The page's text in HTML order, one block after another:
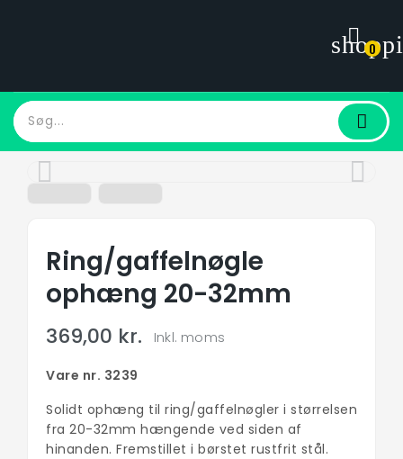
0
Ring/gaffelnøgle
ophæng 20-32mm
369,00 kr. Inkl. moms
Vare nr. 3239
Solidt ophæng til ring/gaffelnøgler i størrelsen
fra 20-32mm hængende ved siden af
hinanden. Fremstillet i børstet rustfrit stål.